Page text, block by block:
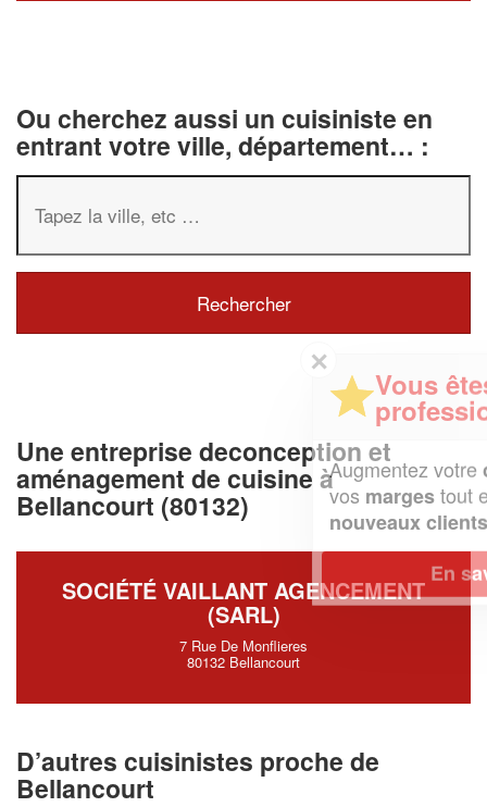
Ou cherchez aussi un cuisiniste en
entrant votre ville, département… :
Une entreprise deconception et
aménagement de cuisine à
Bellancourt (80132)
SOCIÉTÉ VAILLANT AGENCEMENT
(SARL)
7 Rue De Monflieres
80132 Bellancourt
D’autres cuisinistes proche de
Bellancourt
Vous êtes un
professionnel ?
Augmentez votrechiffre d'affaireset
vosmargestout en gagnant de
nouveaux clients